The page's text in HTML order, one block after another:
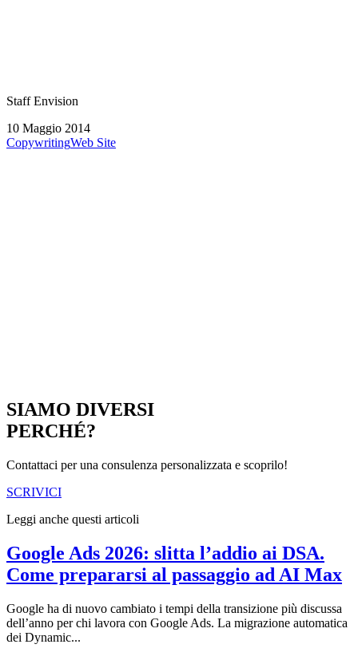
Staff Envision
10 Maggio 2014
CopywritingWeb Site
SIAMO DIVERSI
PERCHÉ?
Contattaci per una consulenza personalizzata e scoprilo!
SCRIVICI
Leggi anche questi articoli
Google Ads 2026: slitta l’addio ai DSA.
Come prepararsi al passaggio ad AI Max
Google ha di nuovo cambiato i tempi della transizione più discussa
dell’anno per chi lavora con Google Ads. La migrazione automatica
dei Dynamic...